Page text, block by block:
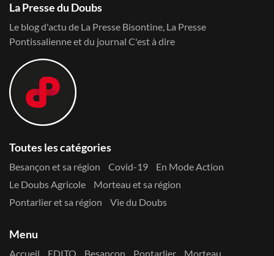
La Presse du Doubs
Le blog d'actu de La Presse Bisontine, La Presse
Pontissalienne et du journal C'est à dire
Toutes les catégories
Besançon et sa région Covid-19
En Mode Action
Le Doubs Agricole
Morteau et sa région
Pontarlier et sa région
Vie du Doubs
Menu
Accueil EDITO Besançon Pontarlier Morteau